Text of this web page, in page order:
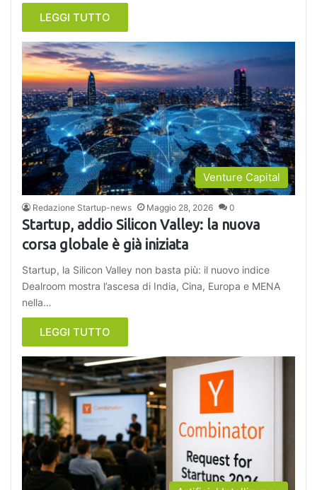
LEGGI TUTTO
Venture Capital
Redazione Startup-news Maggio 28, 2026 0
Startup, addio Silicon Valley: la nuova
corsa globale è già iniziata
Startup, la Silicon Valley non basta più: il nuovo indice
Dealroom mostra l’ascesa di India, Cina, Europa e MENA
nella…
LEGGI TUTTO